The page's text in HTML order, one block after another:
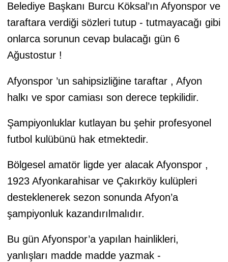
Belediye Başkanı Burcu Köksal’ın Afyonspor ve
taraftara verdiği sözleri tutup - tutmayacağı gibi
onlarca sorunun cevap bulacağı gün 6
Ağustostur !
Afyonspor ’un sahipsizliğine taraftar , Afyon
halkı ve spor camiası son derece tepkilidir.
Şampiyonluklar kutlayan bu şehir profesyonel
futbol kulübünü hak etmektedir.
Bölgesel amatör ligde yer alacak Afyonspor ,
1923 Afyonkarahisar ve Çakırköy kulüpleri
desteklenerek sezon sonunda Afyon’a
şampiyonluk kazandırılmalıdır.
Bu gün Afyonspor’a yapılan hainlikleri,
yanlışları madde madde yazmak -